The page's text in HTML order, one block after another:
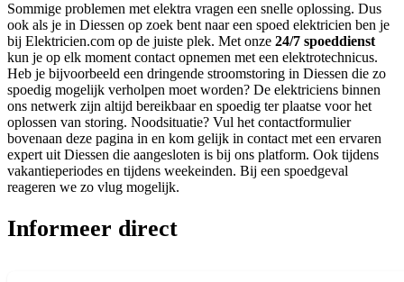
Sommige problemen met elektra vragen een snelle oplossing. Dus
ook als je in Diessen op zoek bent naar een spoed elektricien ben je
bij Elektricien.com op de juiste plek. Met onze 24/7 spoeddienst
kun je op elk moment contact opnemen met een elektrotechnicus.
Heb je bijvoorbeeld een dringende stroomstoring in Diessen die zo
spoedig mogelijk verholpen moet worden? De elektriciens binnen
ons netwerk zijn altijd bereikbaar en spoedig ter plaatse voor het
oplossen van storing. Noodsituatie? Vul het contactformulier
bovenaan deze pagina in en kom gelijk in contact met een ervaren
expert uit Diessen die aangesloten is bij ons platform. Ook tijdens
vakantieperiodes en tijdens weekeinden. Bij een spoedgeval
reageren we zo vlug mogelijk.
Informeer direct